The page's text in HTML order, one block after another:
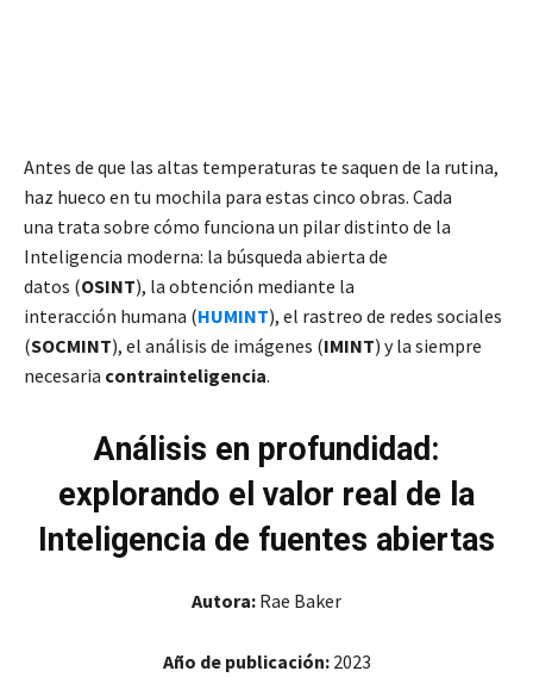
Antes de que las altas temperaturas te saquen de la rutina,
haz hueco en tu mochila para estas cinco obras. Cada
una trata sobre cómo funciona un pilar distinto de la
Inteligencia moderna: la búsqueda abierta de
datos (OSINT), la obtención mediante la
interacción humana (HUMINT), el rastreo de redes sociales
(SOCMINT), el análisis de imágenes (IMINT) y la siempre
necesaria contrainteligencia.
Análisis en profundidad:
explorando el valor real de la
Inteligencia de fuentes abiertas
Autora: Rae Baker
Año de publicación: 2023